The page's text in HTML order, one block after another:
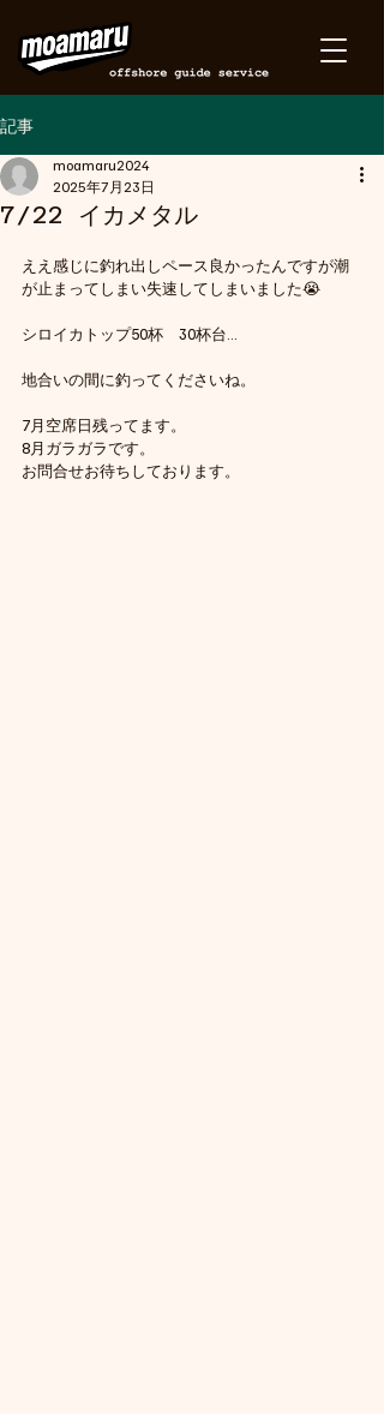
記事
7/22 イカメタル
moamaru2024
2025年7月23日
ええ感じに釣れ出しペース良かったんですが潮
が止まってしまい失速してしまいました😭
シロイカトップ50杯　30杯台…
地合いの間に釣ってくださいね。
7月空席日残ってます。
8月ガラガラです。
お問合せお待ちしております。